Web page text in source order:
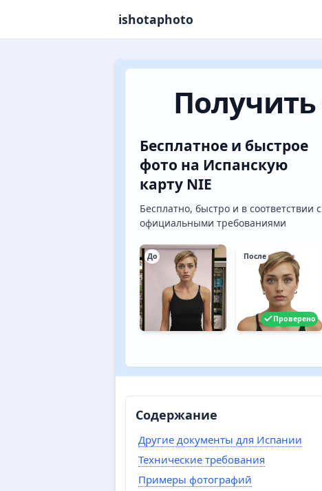
ishotaphoto
Бесплатное и быстрое
фото на Испанскую
карту NIE
Бесплатно, быстро и в соответствии с
официальными требованиями
До После
Проверено
Содержание
Другие документы для Испании
Технические требования
Примеры фотографий